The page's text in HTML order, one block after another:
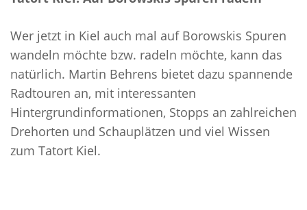
Wer jetzt in Kiel auch mal auf Borowskis Spuren
wandeln möchte bzw. radeln möchte, kann das
natürlich. Martin Behrens bietet dazu spannende
Radtouren an, mit interessanten
Hintergrundinformationen, Stopps an zahlreichen
Drehorten und Schauplätzen und viel Wissen
zum Tatort Kiel.